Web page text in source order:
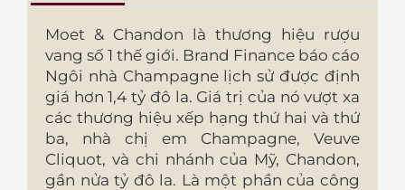
Moet & Chandon là thương hiệu rượu
vang số 1 thế giới. Brand Finance báo cáo
Ngôi nhà Champagne lịch sử được định
giá hơn 1,4 tỷ đô la. Giá trị của nó vượt xa
các thương hiệu xếp hạng thứ hai và thứ
ba, nhà chị em Champagne, Veuve
Cliquot, và chi nhánh của Mỹ, Chandon,
gần nửa tỷ đô la. Là một phần của công